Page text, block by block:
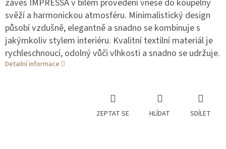
závěs IMPRESSA v bílém provedení vnese do koupelny
svěží a harmonickou atmosféru. Minimalistický design
působí vzdušně, elegantně a snadno se kombinuje s
jakýmkoliv stylem interiéru. Kvalitní textilní materiál je
rychleschnoucí, odolný vůči vlhkosti a snadno se udržuje.
Detailní informace
ZEPTAT SE HLÍDAT SDÍLET